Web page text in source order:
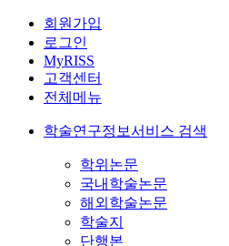
회원가입
로그인
MyRISS
고객센터
전체메뉴
학술연구정보서비스 검색
학위논문
국내학술논문
해외학술논문
학술지
단행본